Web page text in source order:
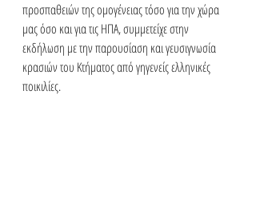
προσπαθειών της ομογένειας τόσο για την χώρα
μας όσο και για τις ΗΠΑ, συμμετείχε στην
εκδήλωση με την παρουσίαση και γευσιγνωσία
κρασιών του Κτήματος από γηγενείς ελληνικές
ποικιλίες.